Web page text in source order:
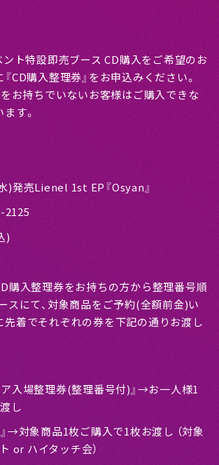
ント特設即売ブース CD購入をご希望のお
CD購入整理券』をお申込みください。
をお持ちでいないお客様はご購入できな
す。
)発売Lienel 1st EP『Osyan』
2125
)
購入整理券をお持ちの方から整理番号順
スにて、対象商品をご予約(全額前金)い
先着でそれぞれの券を下記の通りお渡し
入場整理券(整理番号付)』→お一人様1
し
→対象商品1枚ご購入で1枚お渡し （対象
or ハイタッチ会）